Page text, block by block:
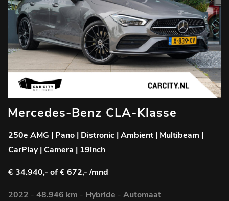
Mercedes-Benz CLA-Klasse
250e AMG | Pano | Distronic | Ambient | Multibeam |
CarPlay | Camera | 19inch
€ 34.940,- of € 672,- /mnd
2022 - 48.946 km - Hybride - Automaat